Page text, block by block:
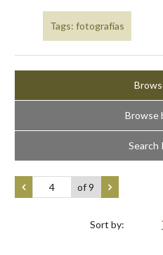
Tags: fotografías
Browse
Search
of 9
Sort by: